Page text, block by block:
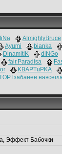
AlmightyBruce
Ayumi bianka
DinamitiK diNGo
fair.Paradisa
KBAPTuPKA
[забанен
o-Q|Lelik petta
striker
Эффект Бабочки